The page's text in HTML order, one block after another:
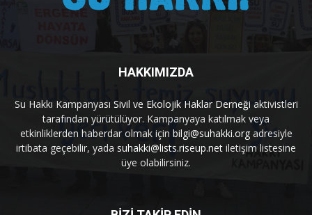
HAKKIMIZDA
Su Hakkı Kampanyası Sivil ve Ekolojik Haklar Derneği aktivistleri
tarafından yürütülüyor. Kampanyaya katılmak veya
etkinliklerden haberdar olmak için bilgi@suhakki.orgadresiyle
irtibata geçebilir, yada suhakki@lists.riseup.net iletişim listesine
üye olabilirsiniz.